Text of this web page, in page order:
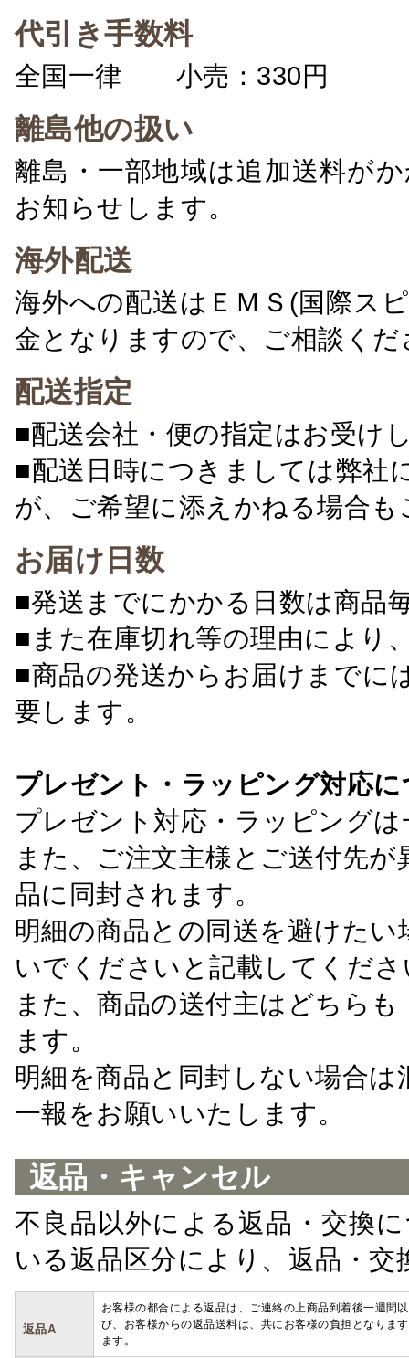
代引き手数料
全国一律 小売：330円 卸
離島他の扱い
離島・一部地域は追加送料が
お知らせします。
海外配送
海外への配送はＥＭＳ(国際ス
金となりますので、ご相談くだ
配送指定
■配送会社・便の指定はお受け
■配送日時につきましては弊社
が、ご希望に添えかねる場合
お届け日数
■発送までにかかる日数は商品
■また在庫切れ等の理由により
■商品の発送からお届けまでに
要します。
プレゼント・ラッピング対応
プレゼント対応・ラッピング
また、ご注文主様とご送付先
品に同封されます。
明細の商品との同送を避けた
いでくださいと記載してくださ
また、商品の送付主はどちら
ます。
明細を商品と同封しない場合
一報をお願いいたします。
返品・キャンセル
不良品以外による返品・交換
いる返品区分により、返品・
返品A
お客様の都合による返品は、ご連絡の上商品到着後一週間
び、お客様からの返品送料は、共にお客様の負担となりま
ます。